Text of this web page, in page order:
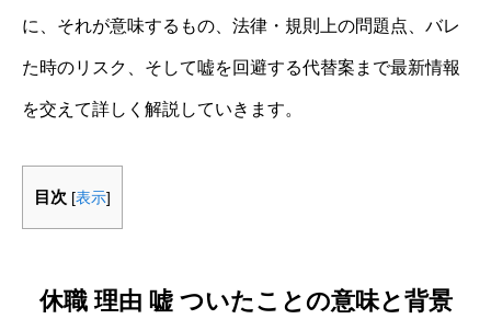
に、それが意味するもの、法律・規則上の問題点、バレ
た時のリスク、そして嘘を回避する代替案まで最新情報
を交えて詳しく解説していきます。
目次 [表示]
休職 理由 嘘 ついたことの意味と背景